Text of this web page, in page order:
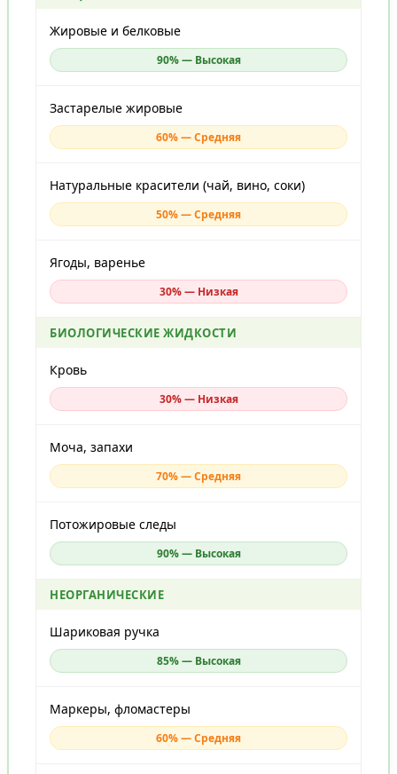
Жировые и белковые
90% — Высокая
Застарелые жировые
60% — Средняя
Натуральные красители (чай, вино, соки)
50% — Средняя
Ягоды, варенье
30% — Низкая
БИОЛОГИЧЕСКИЕ ЖИДКОСТИ
Кровь
30% — Низкая
Моча, запахи
70% — Средняя
Потожировые следы
90% — Высокая
НЕОРГАНИЧЕСКИЕ
Шариковая ручка
85% — Высокая
Маркеры, фломастеры
60% — Средняя